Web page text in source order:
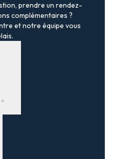
prendre un rendez-
complémentaires ?
et notre équipe vous